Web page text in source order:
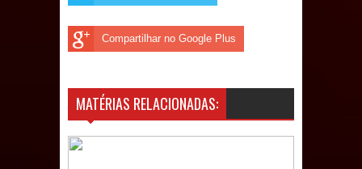
MULUNGU: Servidora revela
Ribeiro e prática repudiável revolta
Compartilhar no Google Plus
MATÉRIAS RELACIONADAS: